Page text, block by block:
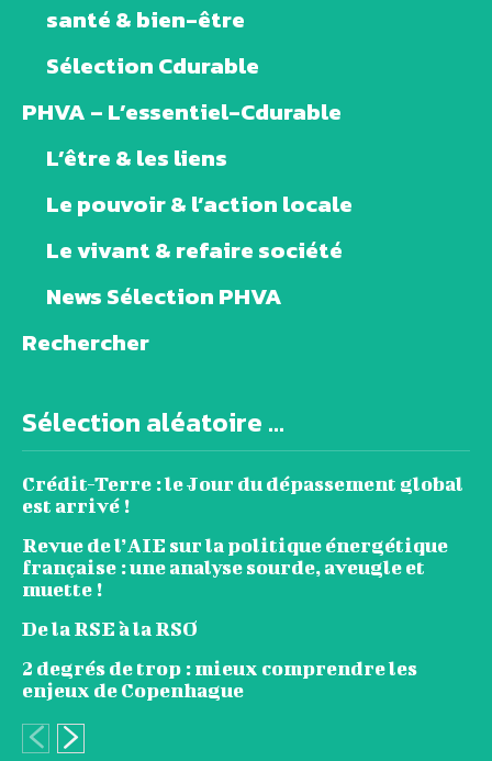
santé & bien-être
Sélection Cdurable
PHVA – L’essentiel-Cdurable
L’être & les liens
Le pouvoir & l’action locale
Le vivant & refaire société
News Sélection PHVA
Rechercher
Sélection aléatoire ...
Crédit-Terre : le Jour du dépassement global
est arrivé !
Revue de l’AIE sur la politique énergétique
française : une analyse sourde, aveugle et
muette !
De la RSE à la RSO
2 degrés de trop : mieux comprendre les
enjeux de Copenhague